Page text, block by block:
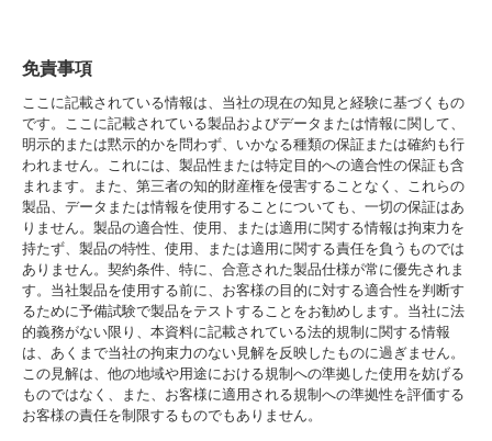
免責事項
ここに記載されている情報は、当社の現在の知見と経験に基づくもの
です。ここに記載されている製品およびデータまたは情報に関して、
明示的または黙示的かを問わず、いかなる種類の保証または確約も行
われません。これには、製品性または特定目的への適合性の保証も含
まれます。また、第三者の知的財産権を侵害することなく、これらの
製品、データまたは情報を使用することについても、一切の保証はあ
りません。製品の適合性、使用、または適用に関する情報は拘束力を
持たず、製品の特性、使用、または適用に関する責任を負うものでは
ありません。契約条件、特に、合意された製品仕様が常に優先されま
す。当社製品を使用する前に、お客様の目的に対する適合性を判断す
るために予備試験で製品をテストすることをお勧めします。当社に法
的義務がない限り、本資料に記載されている法的規制に関する情報
は、あくまで当社の拘束力のない見解を反映したものに過ぎません。
この見解は、他の地域や用途における規制への準拠した使用を妨げる
ものではなく、また、お客様に適用される規制への準拠性を評価する
お客様の責任を制限するものでもありません。